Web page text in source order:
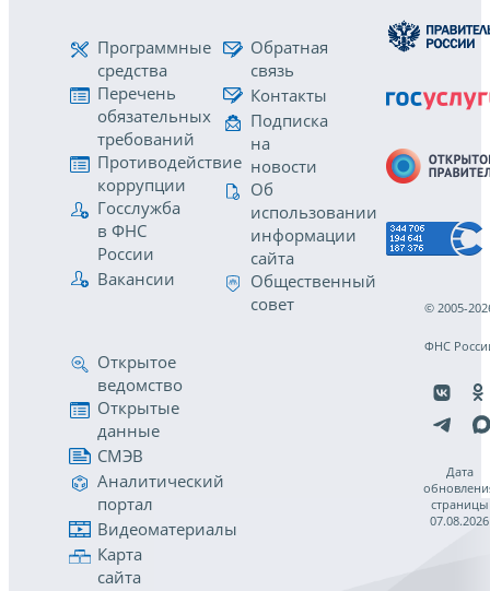
Программные
средства
Перечень
обязательных
требований
Противодействие
коррупции
Госслужба
в ФНС
России
Вакансии
Обратная
связь
Контакты
Подписка
на
новости
Об
использовании
информации
сайта
Общественный
совет
Открытое
ведомство
Открытые
данные
СМЭВ
Аналитический
портал
Видеоматериалы
Карта
сайта
© 2005-
ФНС
Дата
страницы
07.08.2026